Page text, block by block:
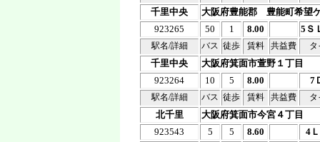
千里中央
大阪府豊能郡 豊能町希望
923265
50 1 8.00 5Ｓ
駅名/詳細 バス 徒歩 賃料 共益費 タ
千里中央
大阪府箕面市萱野１丁目
923264
10 5 8.00 7
駅名/詳細 バス 徒歩 賃料 共益費 タ
北千里
大阪府箕面市今宮４丁目
923543
5 5 8.60 4